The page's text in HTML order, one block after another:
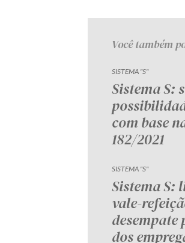
Você também
SISTEMA "S"
Sistema S:
com base
182/2021
SISTEMA "S"
Sistema S:
vale-
dos